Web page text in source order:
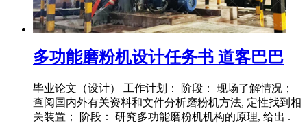
多功能磨粉机设计任务书 道客巴巴
毕业论文（设计） 工作计划： 阶段： 现场了解情况；
查阅国内外有关资料和文件分析磨粉机方法, 定性找到相
关装置； 阶段： 研究多功能磨粉机机构的原理, 给出 .